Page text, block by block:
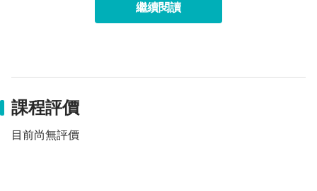
繼續閱讀
課程評價
目前尚無評價